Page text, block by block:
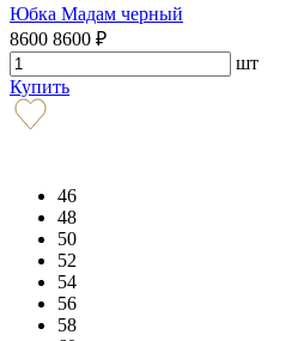
Юбка Мадам черный
8600 8600 ₽
шт
Купить
46
48
50
52
54
56
58